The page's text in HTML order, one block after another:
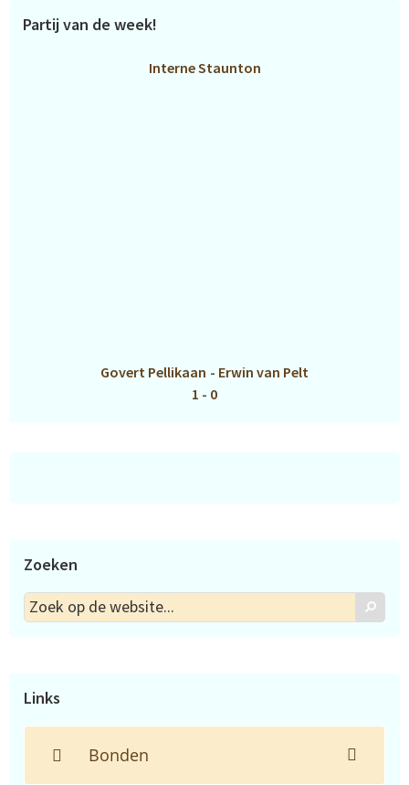
Partij van de week!
Interne Staunton
Govert Pellikaan - Erwin van Pelt
1 - 0
Zoeken
Zoek
op
Zoek
Links
Bonden